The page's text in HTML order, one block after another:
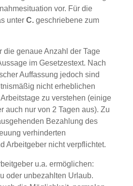
vor. Für die
unter C.geschriebene zum
die genaue Anzahl der Tage
im Gesetzestext. Nach
Auffassung jedoch sind
nicht erheblichen
zu verstehen (einige
auch nur von 2 Tagen aus). Zu
Bezahlung des
verhinderten
Arbeitgeber nicht verpflichtet.
u.a. ermöglichen:
oder unbezahlten Urlaub.